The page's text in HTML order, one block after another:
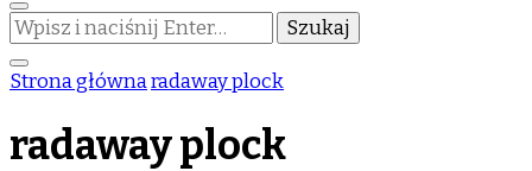
Szukasz
czegoś?
Strona głównaradaway plock
radaway plock